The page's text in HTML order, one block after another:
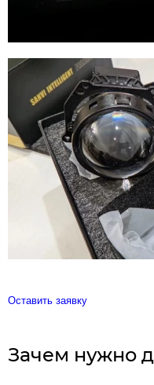
Оставить заявку
Зачем нужно